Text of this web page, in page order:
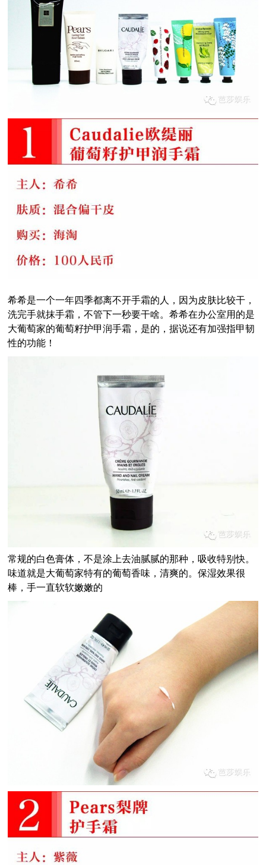
希希是一个一年四季都离不开手霜的人，因为皮肤比较干，
洗完手就抹手霜，不管下一秒要干啥。希希在办公室用的是
大葡萄家的葡萄籽护甲润手霜，是的，据说还有加强指甲韧
性的功能！
常规的白色膏体，不是涂上去油腻腻的那种，吸收特别快。
味道就是大葡萄家特有的葡萄香味，清爽的。保湿效果很
棒，手一直软软嫩嫩的